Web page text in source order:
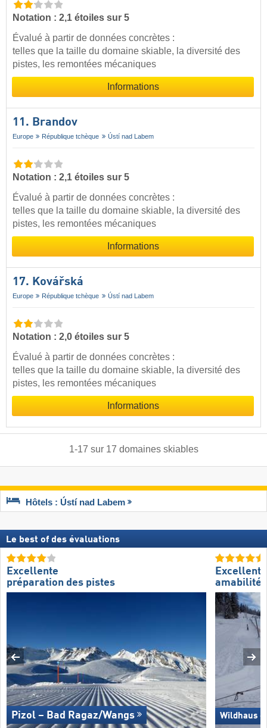
Notation : 2,1 étoiles sur 5
Évalué à partir de données concrètes :
telles que la taille du domaine skiable, la diversité des
pistes, les remontées mécaniques
Informations
11. Brandov
Europe République tchèque Ústí nad Labem
Notation : 2,1 étoiles sur 5
Évalué à partir de données concrètes :
telles que la taille du domaine skiable, la diversité des
pistes, les remontées mécaniques
Informations
17. Kovářská
Europe République tchèque Ústí nad Labem
Notation : 2,0 étoiles sur 5
Évalué à partir de données concrètes :
telles que la taille du domaine skiable, la diversité des
pistes, les remontées mécaniques
Informations
1-17 sur 17 domaines skiables
Hôtels : Ústí nad Labem
Le best of des évaluations
Excellente
préparation des pistes
Pizol – Bad Ragaz/​Wangs
Excellente
amabilité
Wildhaus –